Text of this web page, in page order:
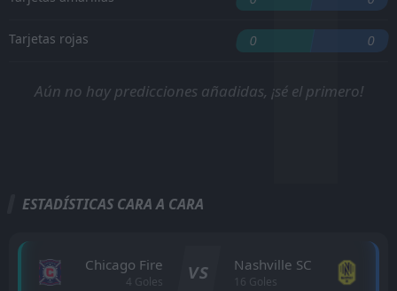
Tarjetas rojas 0 0
Aún no hay predicciones añadidas, ¡sé el primero!
ESTADÍSTICAS CARA A CARA
Chicago Fire
4 Goles VS Nashville SC
16 Goles